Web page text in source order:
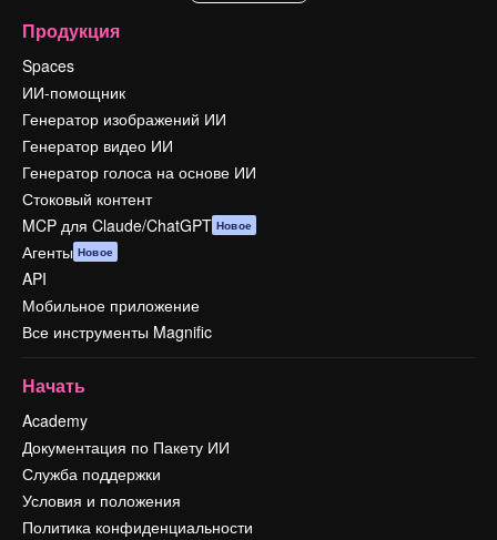
Продукция
Spaces
ИИ-помощник
Генератор изображений ИИ
Генератор видео ИИ
Генератор голоса на основе ИИ
Стоковый контент
MCP для Claude/ChatGPT Новое
Агенты Новое
API
Мобильное приложение
Все инструменты Magnific
Начать
Academy
Документация по Пакету ИИ
Служба поддержки
Условия и положения
Политика конфиденциальности